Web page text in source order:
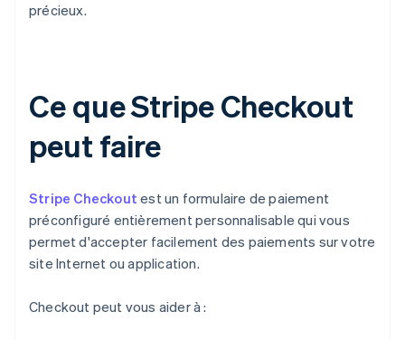
précieux.
Ce que Stripe Checkout
peut faire
Stripe Checkout est un formulaire de paiement
préconfiguré entièrement personnalisable qui vous
permet d'accepter facilement des paiements sur votre
site Internet ou application.
Checkout peut vous aider à :